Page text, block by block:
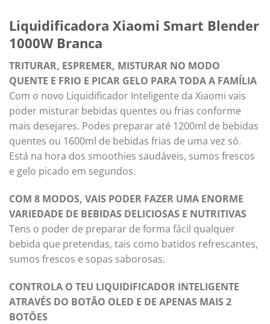
Liquidificadora Xiaomi Smart Blender
1000W Branca
TRITURAR, ESPREMER, MISTURAR NO MODO
QUENTE E FRIO E PICAR GELO PARA TODA A FAMÍLIA
Com o novo Liquidificador Inteligente da Xiaomi vais
poder misturar bebidas quentes ou frias conforme
mais desejares. Podes preparar até 1200ml de bebidas
quentes ou 1600ml de bebidas frias de uma vez só.
Está na hora dos smoothies saudáveis, sumos frescos
e gelo picado em segundos.
COM 8 MODOS, VAIS PODER FAZER UMA ENORME
VARIEDADE DE BEBIDAS DELICIOSAS E NUTRITIVAS
Tens o poder de preparar de forma fácil qualquer
bebida que pretendas, tais como batidos refrescantes,
sumos frescos e sopas saborosas.
CONTROLA O TEU LIQUIDIFICADOR INTELIGENTE
ATRAVÉS DO BOTÃO OLED E DE APENAS MAIS 2
BOTÕES